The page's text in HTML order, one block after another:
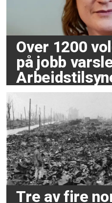
Over 1200
på jobb
Tre av fire